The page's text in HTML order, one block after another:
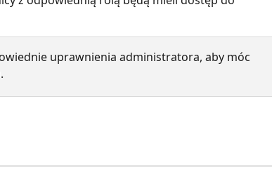
uprawnienia administratora, aby móc